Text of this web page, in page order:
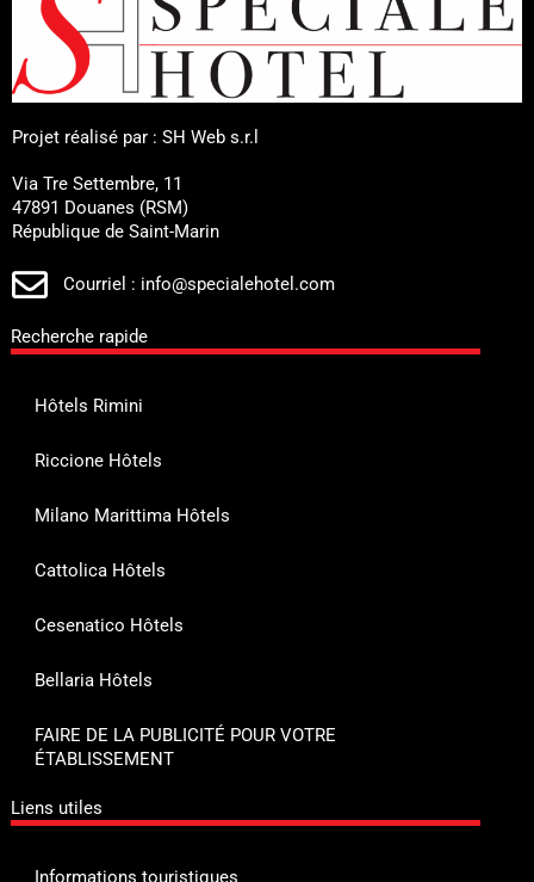
Projet réalisé par : SH Web s.r.l
Via Tre Settembre, 11
47891 Douanes (RSM)
République de Saint-Marin
Courriel : info@specialehotel.com
Recherche rapide
Hôtels Rimini
Riccione Hôtels
Milano Marittima Hôtels
Cattolica Hôtels
Cesenatico Hôtels
Bellaria Hôtels
FAIRE DE LA PUBLICITÉ POUR VOTRE
ÉTABLISSEMENT
Liens utiles
Informations touristiques